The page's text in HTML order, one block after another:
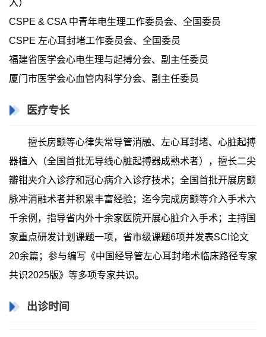
入）
CSPE & CSA 中青年电生理工作委员会、全国委员
CSPE 左心耳封堵工作委员会、全国委员
福建省医学会心电生理与起搏分会、副主任委员
厦门市医学会心血管内科学分会、副主任委员
医疗专长
擅长房颤等心律失常导管消融、左心耳封堵、心脏起搏
器植入（全国首批无导线心脏起搏器成熟术者），擅长二尖
瓣钳夹介入诊疗和冠心病介入诊疗技术；全国首批开展房颤
脉冲消融术者并积累丰富经验；迄今完成房颤等介入手术六
千余例，指导省内外十余家医院开展心脏介入手术；主持国
家重点研发计划课题一项，省市级课题6项并发表SCI论文
20余篇；参与编写《中国经导管左心耳封堵术临床路径专家
共识2025版》等多项专家共识。
出诊时间